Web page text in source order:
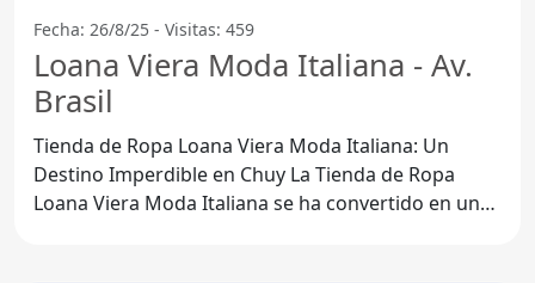
Fecha: 26/8/25 - Visitas: 459
Loana Viera Moda Italiana - Av.
Brasil
Tienda de Ropa Loana Viera Moda Italiana: Un
Destino Imperdible en Chuy La Tienda de Ropa
Loana Viera Moda Italiana se ha convertido en un